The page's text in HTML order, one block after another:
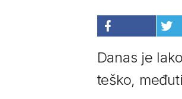
Danas je
teško,